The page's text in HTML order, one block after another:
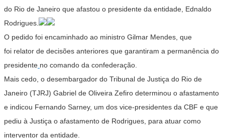
do Rio de Janeiro que afastou o presidente da entidade, Ednaldo
Rodrigues.
O pedido foi encaminhado ao ministro Gilmar Mendes, que
foi relator de decisões anteriores que garantiram a permanência do
presidente no comando da confederação.
Mais cedo, o desembargador do Tribunal de Justiça do Rio de
Janeiro (TJRJ) Gabriel de Oliveira Zefiro determinou o afastamento
e indicou Fernando Sarney, um dos vice-presidentes da CBF e que
pediu à Justiça o afastamento de Rodrigues, para atuar como
interventor da entidade.